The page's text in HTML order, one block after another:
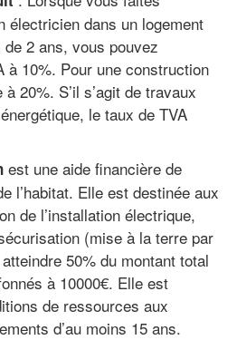
électricien dans un logement
2 ans, vous pouvez
à 10%. Pour une construction
20%. S’il s’agit de travaux
le taux de TVA
est une aide financière de
l’habitat. Elle est destinée aux
de l’installation électrique,
(mise à la terre par
50% du montant total
à 10000€. Elle est
de ressources aux
d’au moins 15 ans.